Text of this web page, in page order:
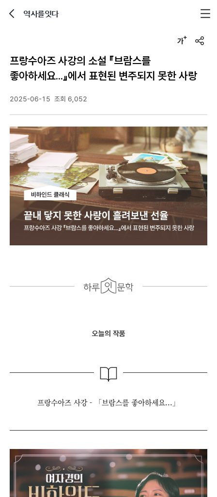
역사를잇다
u
프랑수아즈 사강의 소설 『브람스를
좋아하세요...』에서 표현된 변주되지 못한 사랑
2025-06-15 조회 6,052
오늘의 작품
프랑수아즈 사강 - 「브람스를 좋아하세요...」